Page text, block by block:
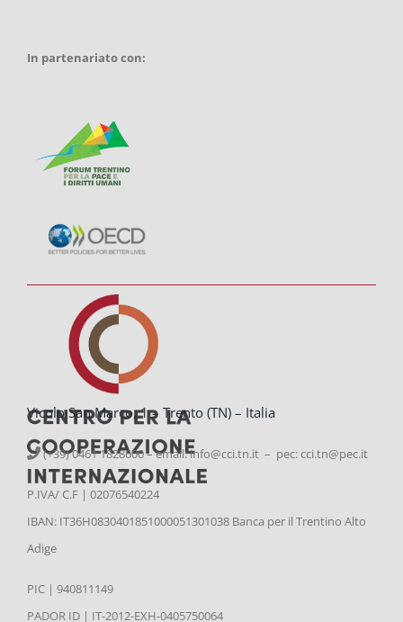
In partenariato con:
Vicolo San Marco, 1 – Trento (TN) – Italia
(+39) 0461 1828600 – email:info@cci.tn.it – pec: cci.tn@pec.it
P.IVA/ C.F | 02076540224
IBAN: IT36H0830401851000051301038 Banca per il Trentino Alto
Adige
PIC | 940811149
PADOR ID | IT-2012-EXH-0405750064